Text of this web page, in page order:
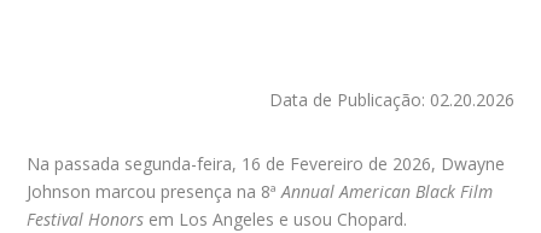
Data de Publicação: 02.20.2026
Na passada segunda-feira, 16 de Fevereiro de 2026, Dwayne
Johnson marcou presença na 8ª Annual American Black Film
Festival Honors em Los Angeles e usou Chopard.